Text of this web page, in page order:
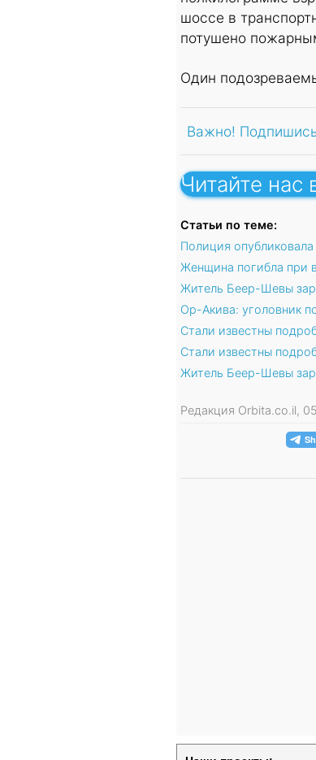
шоссе в
потушено
Один
Важно!
Читайте нас
Статьи по теме:
Полиция
Женщина погибла при
Житель Беер-Шевы
Ор-Акива: уголовник
Стали известны
Стали известны
Житель Беер-Шевы
Редакция Orbita.co.il,